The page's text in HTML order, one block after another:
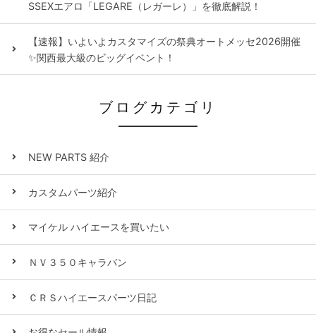
SSEXエアロ「LEGARE（レガーレ）」を徹底解説！
【速報】いよいよカスタマイズの祭典オートメッセ2026開催
✨関西最大級のビッグイベント！
ブログカテゴリ
NEW PARTS 紹介
カスタムパーツ紹介
マイケル ハイエースを買いたい
ＮＶ３５０キャラバン
ＣＲＳハイエースパーツ日記